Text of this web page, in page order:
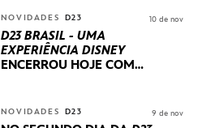
NOVIDADES D23
D23 BRASIL - UMA
EXPERIÊNCIA DISNEY
ENCERROU HOJE COM
INTERNACIONAIS E
PRODUÇÕES BRASILEIRAS
10 de nov
NOVIDADES D23 9 de nov